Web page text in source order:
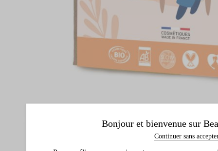
Bonjour et bienvenue sur
Continuer sans